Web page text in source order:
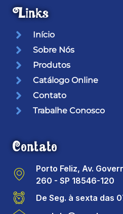
Links
Início
Sobre Nós
Produtos
Catálogo Online
Contato
Trabalhe Conosco
Contato
Porto Feliz, Av.
260 - SP 18546-120
De Seg. à sexta das